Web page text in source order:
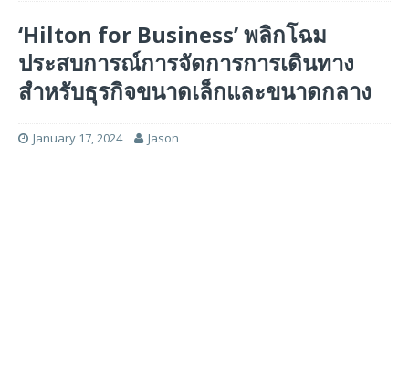
‘Hilton for Business’ พลิกโฉม
ประสบการณ์การจัดการการเดินทาง
สำหรับธุรกิจขนาดเล็กและขนาดกลาง
January 17, 2024 Jason